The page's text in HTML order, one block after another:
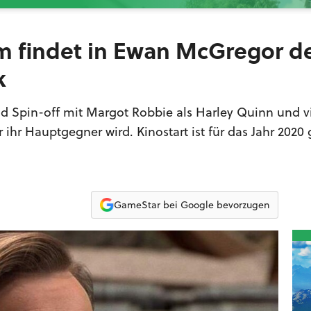
findet in Ewan McGregor
Spin-off mit Margot Robbie als Harley Quinn und
Hauptgegner wird. Kinostart ist für das Jahr 2020
GameStar bei Google bevorzugen